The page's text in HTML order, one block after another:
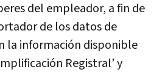
del empleador, a fin de
de los datos de
la información disponible
Registral’ y